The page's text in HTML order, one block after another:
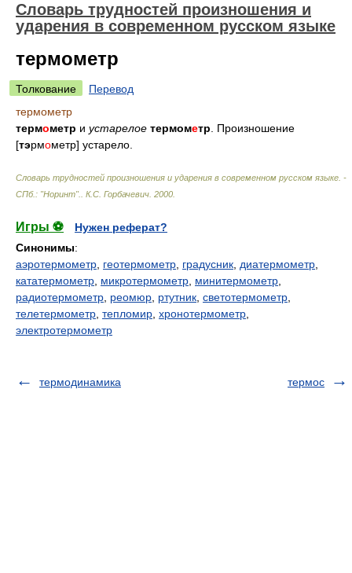
Словарь трудностей произношения и
ударения в современном русском языке
термометр
Толкование
Перевод
термометр
термометр и устарелое термометр . Произношение
[тэрмометр] устарело.
Словарь трудностей произношения и ударения в современном русском языке. -
СПб.: "Норинт".
К.С. Горбачевич 2000
Игры ⚽
Нужен реферат?
Синонимы:
аэротермометр геотермометр градусник диатермометр
кататермометр микротермометр минитермометр
радиотермометр реомюр ртутник светотермометр
телетермометр тепломир хронотермометр
электротермометр
термодинамика термос